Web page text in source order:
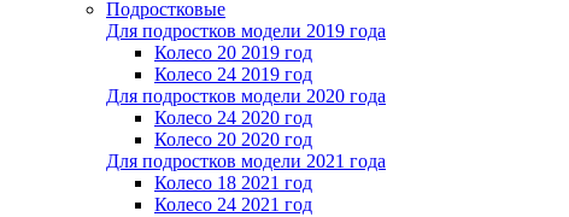
Подростковые
Для подростков модели 2019 года
Колесо 20 2019 год
Колесо 24 2019 год
Для подростков модели 2020 года
Колесо 24 2020 год
Колесо 20 2020 год
Для подростков модели 2021 года
Колесо 18 2021 год
Колесо 24 2021 год